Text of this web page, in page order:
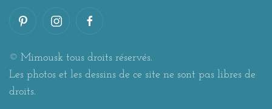
© Mimousk tous droits réservés.
Les photos et les dessins de ce site ne sont pas libres de
droits.